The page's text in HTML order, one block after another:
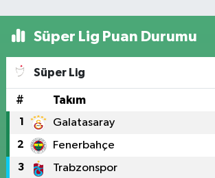
Süper Lig Puan Durumu
Süper Lig
# Takım
1 Galatasaray
2 Fenerbahçe
3 Trabzonspor